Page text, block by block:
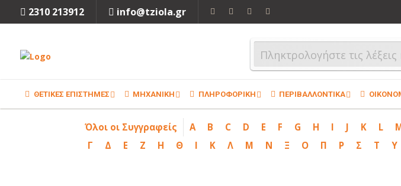
info@tziola.gr
2310 213912
ΘΕΤΙΚΕΣ ΕΠΙΣΤΗΜΕΣ ΜΗΧΑΝΙΚΗ ΠΛΗΡΟΦΟΡΙΚΗ ΠΕΡΙΒΑΛΛΟΝΤΙΚΑ
Όλοι οι Συγγραφείς A B C D E F G H I J K L
Γ
Δ Ε Ζ Η Θ Ι Κ Λ Μ Ν Ξ Ο Π Ρ Σ Τ Υ